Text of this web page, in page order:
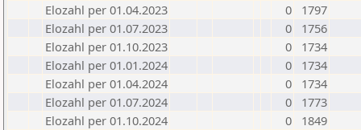
Elozahl per 01.04.2023
0
1797
Elozahl per 01.07.2023
0
1756
Elozahl per 01.10.2023
0
1734
Elozahl per 01.01.2024
0
1734
Elozahl per 01.04.2024
0
1734
Elozahl per 01.07.2024
0
1773
Elozahl per 01.10.2024
0
1849